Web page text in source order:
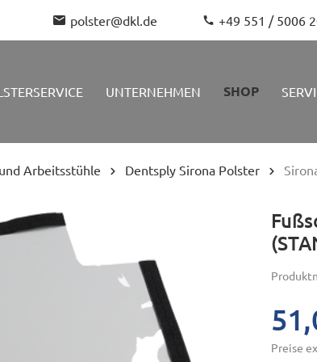
polster@dkl.de +49 551 / 5006
UNTERNEHMEN SHOP
Gasdruckfedern
Arbeitsstühle Dentsply Sirona Polster
Preise